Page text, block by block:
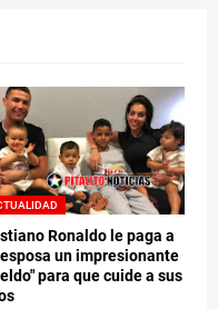
Ronaldo le paga a
un impresionante
para que cuide a sus